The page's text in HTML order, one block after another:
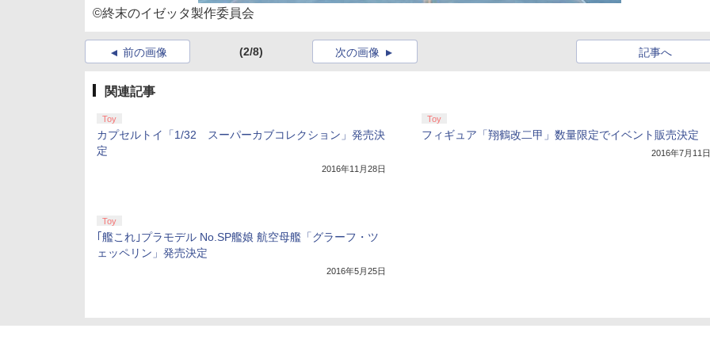
©終末のイゼッタ製作委員会
前の画像 (2/8) 次の画像 記事へ
関連記事
Toy
カプセルトイ「1/32 スーパーカブコレクション」発売決
定
2016年11月28日
Toy
フィギュア「翔鶴改二甲」数量限定でイベント販売決定
2016年7月11日
Toy
｢艦これ｣プラモデル No.SP艦娘 航空母艦「グラーフ・ツ
ェッペリン」発売決定
2016年5月25日